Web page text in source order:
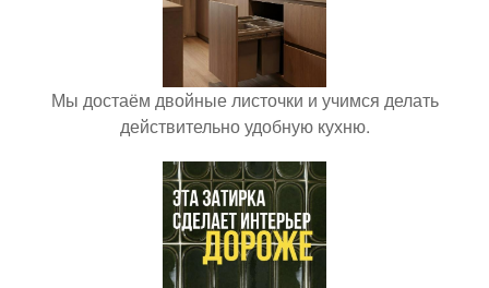
Мы достаём двойные листочки и учимся делать
действительно удобную кухню.